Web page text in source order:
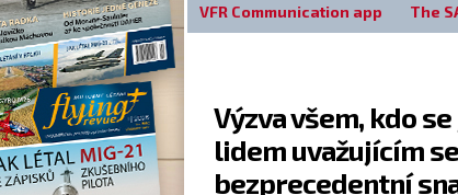
Výzva všem, kdo
lidem uvažujícím
bezprecedentní
VFR Communication app The